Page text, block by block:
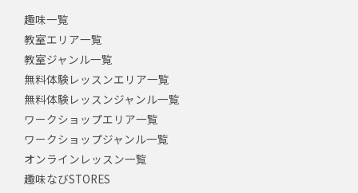
趣味一覧
教室エリア一覧
教室ジャンル一覧
無料体験レッスンエリア一覧
無料体験レッスンジャンル一覧
ワークショップエリア一覧
ワークショップジャンル一覧
オンラインレッスン一覧
趣味なびSTORES